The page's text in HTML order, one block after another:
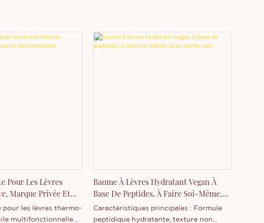
Pour Les Lèvres
Marque Privée Et
pour les lèvres thermo-
multifonctionnelle
Baume À Lèvres Hydratant Vegan À
Base De Peptides, À Faire Soi-Même,
Avec Porte-Clés
Caractéristiques principales : Formule
peptidique hydratante, texture non